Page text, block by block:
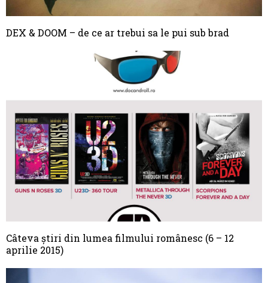
DEX & DOOM – de ce ar trebui sa le pui sub brad
Câteva știri din lumea filmului românesc (6 – 12
aprilie 2015)